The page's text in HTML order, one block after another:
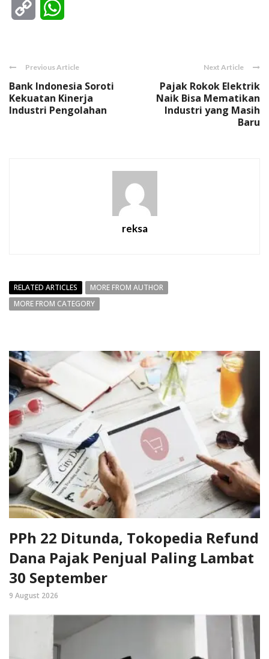
Copy
Previous Article
Bank Indonesia Soroti
Kekuatan Kinerja
Industri Pengolahan
Next Article
Pajak Rokok Elektrik
Naik Bisa Mematikan
Industri yang Masih
Baru
reksa
RELATED ARTICLES
MORE FROM AUTHOR
MORE FROM CATEGORY
PPh 22 Ditunda, Tokopedia Refund
Dana Pajak Penjual Paling Lambat
30 September
9 August 2026